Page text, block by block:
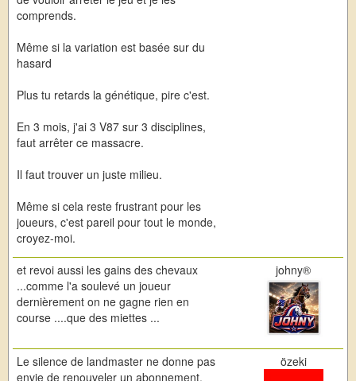
comprends.
Même si la variation est basée sur du
hasard
Plus tu retards la génétique, pire c'est.
En 3 mois, j'ai 3 V87 sur 3 disciplines,
faut arrêter ce massacre.
Il faut trouver un juste milieu.
Même si cela reste frustrant pour les
joueurs, c'est pareil pour tout le monde,
croyez-moi.
et revoi aussi les gains des chevaux
...comme l'a soulevé un joueur
dernièrement on ne gagne rien en
course ....que des miettes ...
johny®
Le silence de landmaster ne donne pas
envie de renouveler un abonnement.
özeki